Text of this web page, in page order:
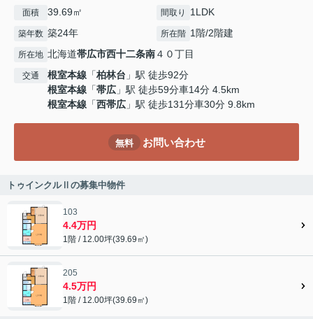
面積 39.69㎡ 間取り 1LDK
築年数 築24年 所在階 1階/2階建
所在地 北海道帯広市西十二条南４０丁目
交通 根室本線 「柏林台 」駅 徒歩92分
根室本線 「帯広 」駅 徒歩59分車14分 4.5km
根室本線 「西帯広 」駅 徒歩131分車30分 9.8km
無料 お問い合わせ
トゥインクルⅡの募集中物件
103
4.4万円
1階 / 12.00坪(39.69㎡)
205
4.5万円
1階 / 12.00坪(39.69㎡)